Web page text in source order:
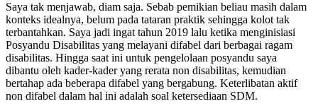
Saya tak menjawab, diam saja. Sebab pemikian beliau masih dalam
konteks idealnya, belum pada tataran praktik sehingga kolot tak
terbantahkan. Saya jadi ingat tahun 2019 lalu ketika menginisiasi
Posyandu Disabilitas yang melayani difabel dari berbagai ragam
disabilitas. Hingga saat ini untuk pengelolaan posyandu saya
dibantu oleh kader-kader yang rerata non disabilitas, kemudian
bertahap ada beberapa difabel yang bergabung. Keterlibatan aktif
non difabel dalam hal ini adalah soal ketersediaan SDM.